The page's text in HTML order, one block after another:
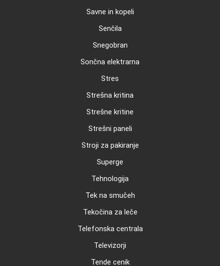
Savne in kopeli
Senčila
Snegobran
Sončna elektrarna
Stres
Strešna kritina
Strešne kritine
Strešni paneli
Stroji za pakiranje
Superge
Tehnologija
Tek na smučeh
Tekočina za leče
Telefonska centrala
Televizorji
Tende cenik